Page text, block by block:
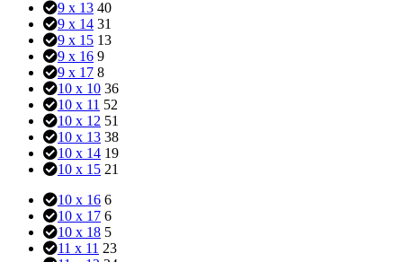
9 x 13 40
9 x 14 31
9 x 15 13
9 x 16 9
9 x 17 8
10 x 10 36
10 x 11 52
10 x 12 51
10 x 13 38
10 x 14 19
10 x 15 21
10 x 16 6
10 x 17 6
10 x 18 5
11 x 11 23